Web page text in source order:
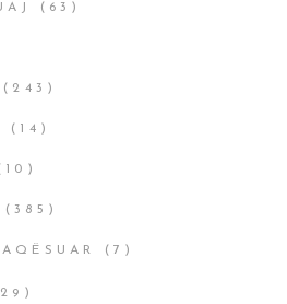
(63)
(243)
(14)
(385)
(7)